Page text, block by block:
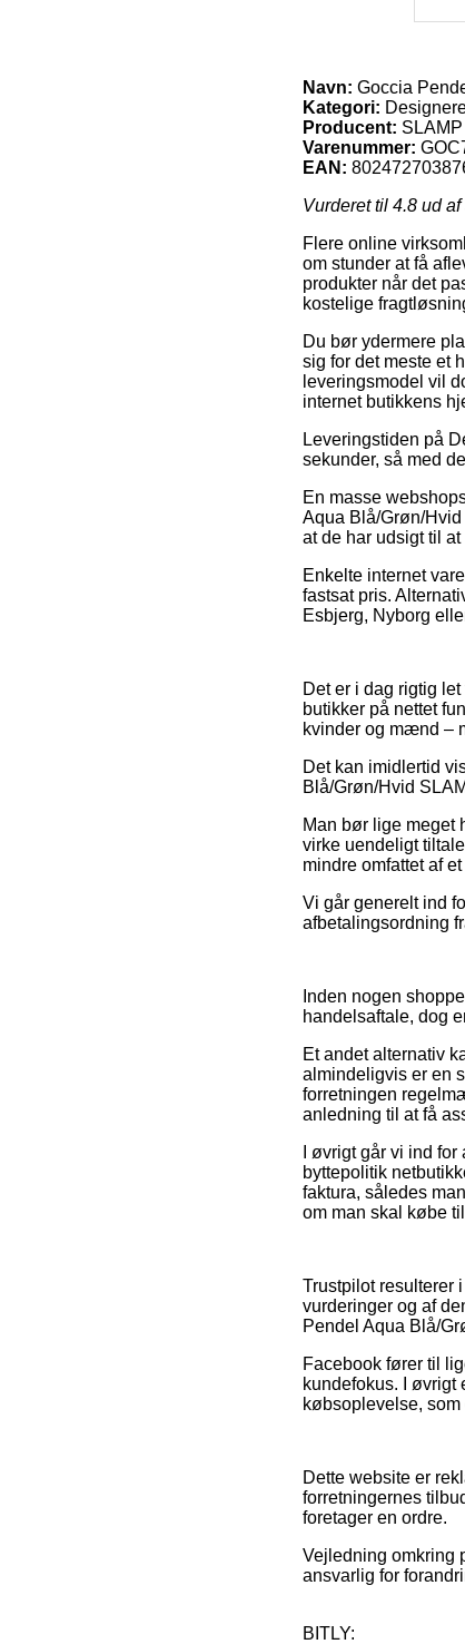
Navn: Goccia
Kategori:
Producent: SLAMP
Varenummer:
EAN:
Vurderet til 4.8 ud af
Flere online
om stunder at få
produkter når det
kostelige
Du bør ydermere
sig for det meste et
leveringsmodel vil
internet butikkens
Leveringstiden på
sekunder, så med
En masse
Aqua Blå/Grøn/
at de har udsigt til
Enkelte internet
fastsat pris.
Esbjerg, Nyborg
Det er i dag rigtig
butikker på nettet
kvinder og mænd –
Det kan imidlertid
Blå/Grøn/Hvid
Man bør lige meget
virke uendeligt
mindre omfattet af
Vi går generelt ind
afbetalingsordning
Inden nogen
handelsaftale, dog
Et andet alternativ
almindeligvis er en
forretningen
anledning til at få
I øvrigt går vi ind
byttepolitik
faktura, således
om man skal købe
Trustpilot resulterer
vurderinger og af
Pendel Aqua Blå/
Facebook fører til
kundefokus. I øvrigt
købsoplevelse,
Dette website er
forretningernes
foretager en ordre.
Vejledning omkring
ansvarlig for
BITLY: